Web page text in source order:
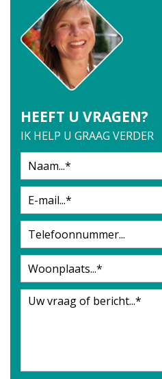
HEEFT U VRAGEN?
IK HELP U GRAAG VERDER